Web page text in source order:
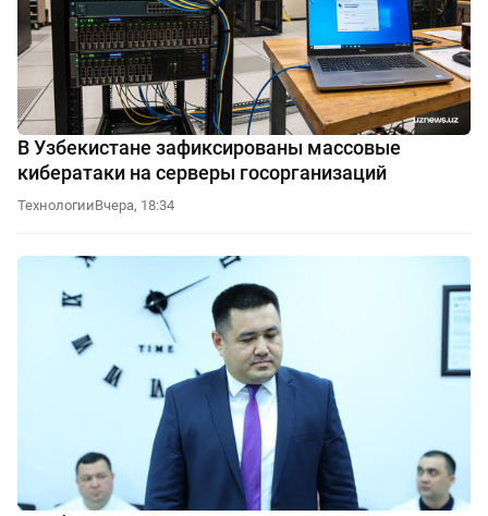
В Узбекистане зафиксированы массовые
кибератаки на серверы госорганизаций
ТехнологииВчера, 18:34